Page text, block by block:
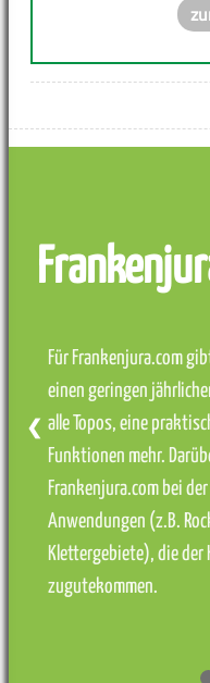
Für Frankenjura.com
einen geringen
alle Topos, eine
Funktionen mehr.
Frankenjura.com bei
Anwendungen (z.B.
Klettergebiete), die der
zugutekommen.
❮